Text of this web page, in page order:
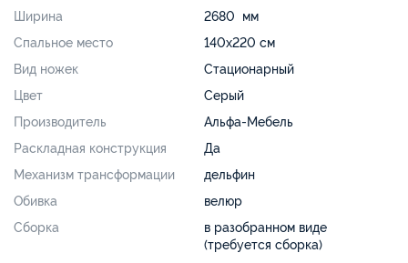
Ширина
2680 мм
Спальное место
140х220 см
Вид ножек
Стационарный
Цвет
Серый
Производитель
Альфа-Мебель
Раскладная конструкция
Да
Механизм трансформации
дельфин
Обивка
велюр
Сборка
в разобранном виде
(требуется сборка)